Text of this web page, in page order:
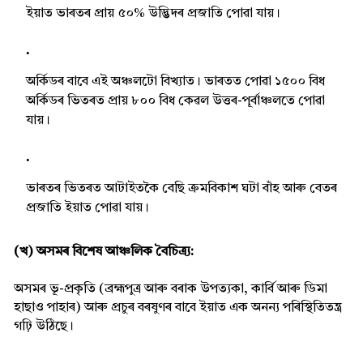
ইয়াত ভাৰতৰ প্ৰায় ৫০% উদ্ভিদৰ প্ৰজাতি পোৱা যায়।
অৰ্কিডৰ বাবে এই অঞ্চলটো বিখ্যাত। ভাৰতত পোৱা ১৫০০ বিধ
অৰ্কিডৰ ভিতৰত প্ৰায় ৮০০ বিধ কেৱল উত্তৰ-পূৰ্বাঞ্চলতে পোৱা
যায়।
ভাৰতৰ ভিতৰত আটাইতকৈ বেছি ক্ৰমবিকাশ ঘটা বাঁহ আৰু বেতৰ
প্ৰজাতি ইয়াত পোৱা যায়।
(খ) অসমৰ বিশেষ আঞ্চলিক বৈচিত্ৰ্য:
অসমৰ ভূ-প্ৰকৃতি (ব্ৰহ্মপুত্ৰ আৰু বৰাক উপত্যকা, কাৰ্বি আৰু ডিমা
হাছাও পাহাৰ) আৰু প্ৰচুৰ বৰষুণৰ বাবে ইয়াত এক অনন্য পৰিস্থিতিতন্ত্ৰ
গঢ়ি উঠিছে।